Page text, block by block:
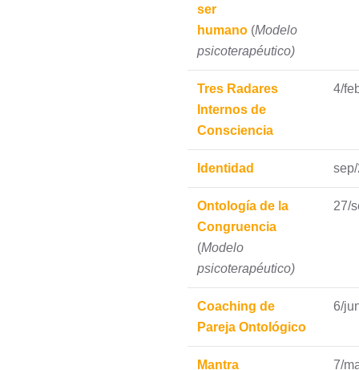
ser
humano (Modelo
psicoterapéutico)
Tres Radares
Internos de
Consciencia
4/
Identidad
Ontología de la
Congruencia
(Modelo
psicoterapéutico)
27/
Coaching de
Pareja Ontológico
6/
Mantra 7/